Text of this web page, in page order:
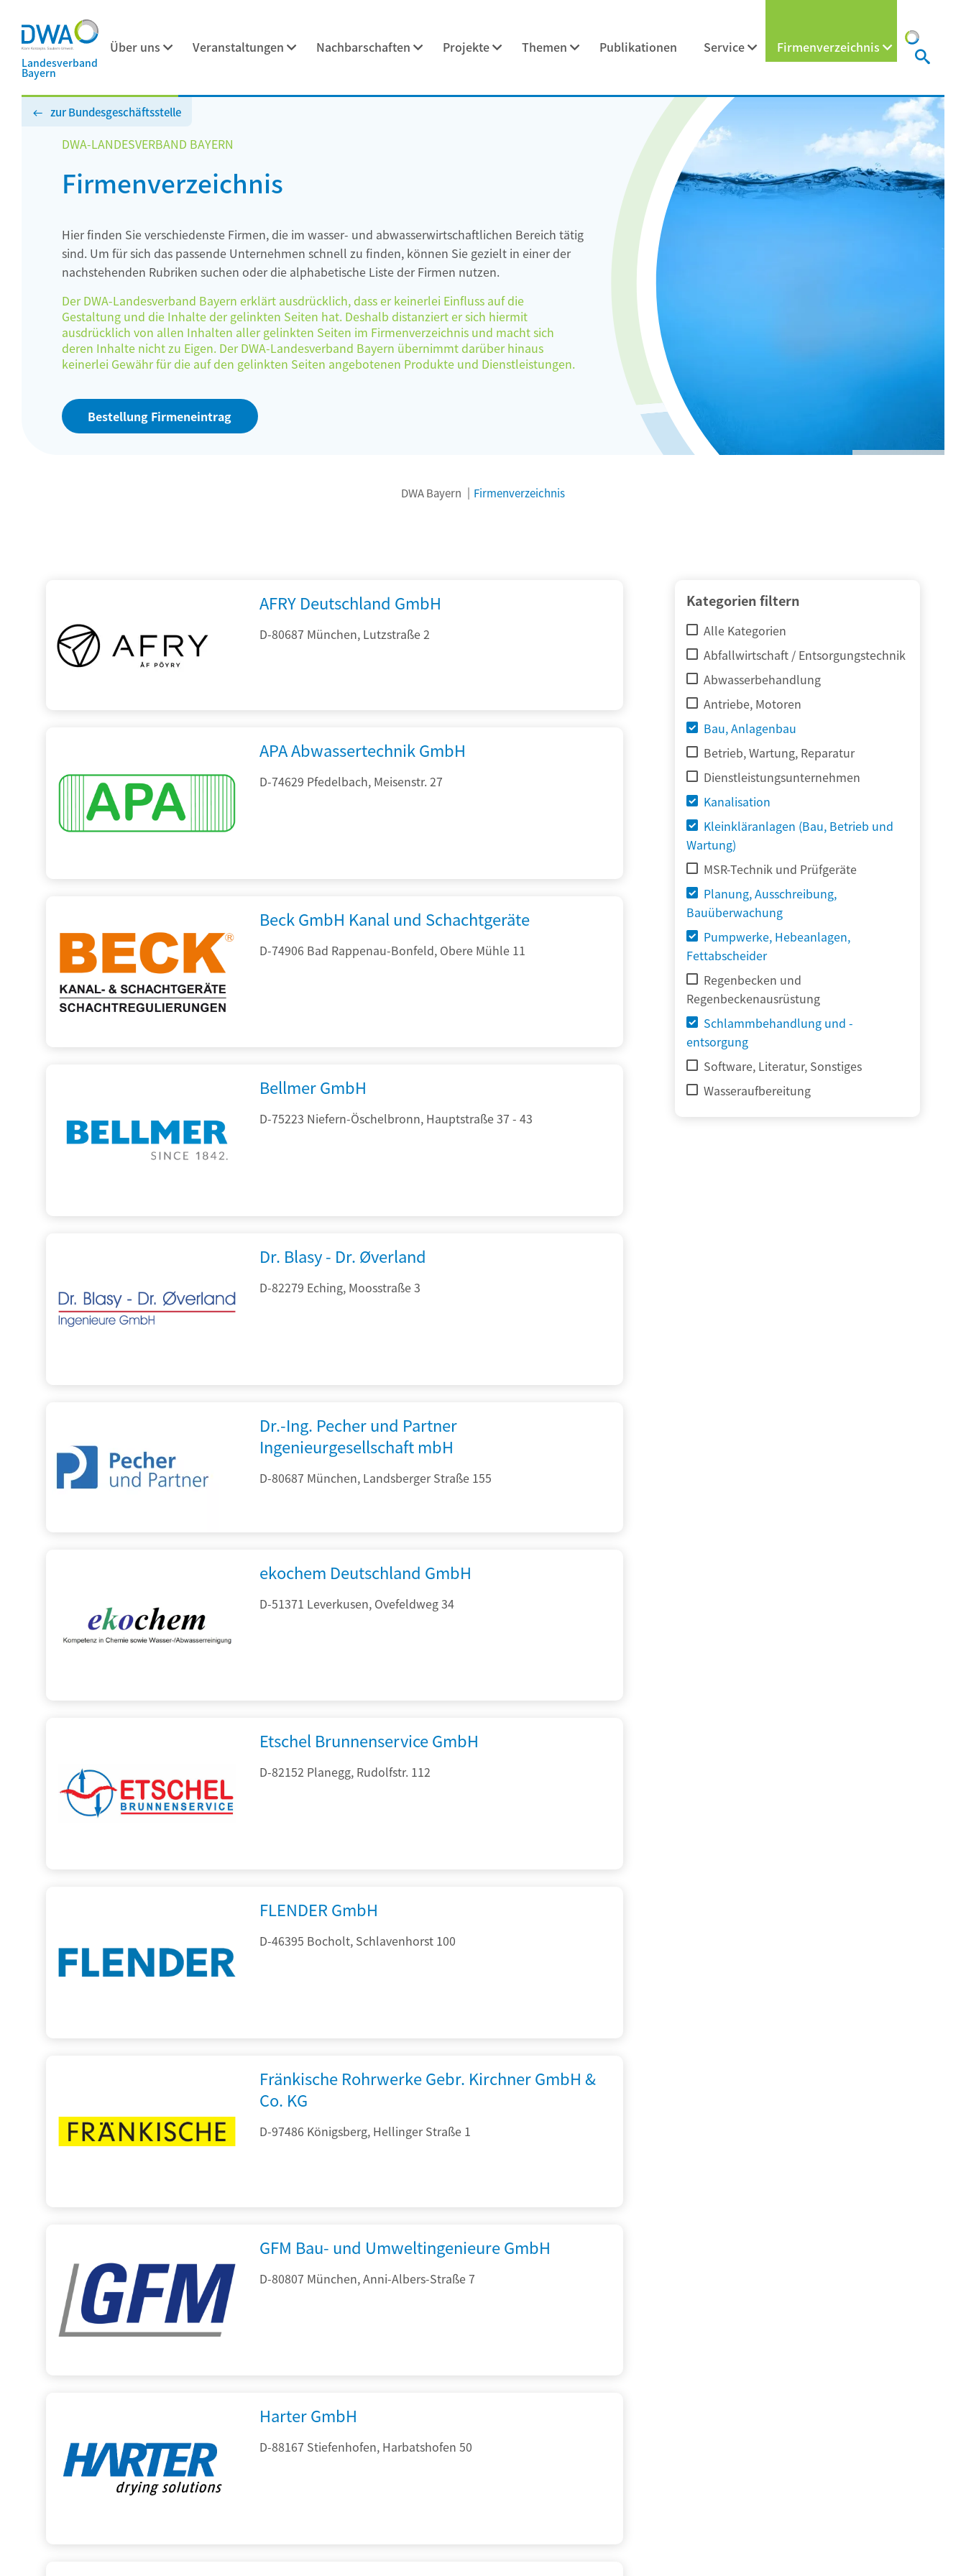
Landesverband
Bayern
Über uns Veranstaltungen Nachbarschaften Projekte Themen Publikationen Service Firmenverzeichnis
zur Bundesgeschäftsstelle
DWA-LANDESVERBAND BAYERN
Firmenverzeichnis
Hier finden Sie verschiedenste Firmen, die im wasser- und abwasserwirtschaftlichen Bereich tätig
sind. Um für sich das passende Unternehmen schnell zu finden, können Sie gezielt in einer der
nachstehenden Rubriken suchen oder die alphabetische Liste der Firmen nutzen.
Der DWA-Landesverband Bayern erklärt ausdrücklich, dass er keinerlei Einfluss auf die
Gestaltung und die Inhalte der gelinkten Seiten hat. Deshalb distanziert er sich hiermit
ausdrücklich von allen Inhalten aller gelinkten Seiten im Firmenverzeichnis und macht sich
deren Inhalte nicht zu Eigen. Der DWA-Landesverband Bayern übernimmt darüber hinaus
keinerlei Gewähr für die auf den gelinkten Seiten angebotenen Produkte und Dienstleistungen.
Bestellung Firmeneintrag
DWA Bayern Firmenverzeichnis
Kategorien filtern
Alle Kategorien
Abfallwirtschaft / Entsorgungstechnik
Abwasserbehandlung
Antriebe, Motoren
Bau, Anlagenbau
Betrieb, Wartung, Reparatur
Dienstleistungsunternehmen
Kanalisation
Kleinkläranlagen (Bau, Betrieb und
Wartung)
MSR-Technik und Prüfgeräte
Planung, Ausschreibung,
Bauüberwachung
Pumpwerke, Hebeanlagen,
Fettabscheider
Regenbecken und
Regenbeckenausrüstung
Schlammbehandlung und -
entsorgung
Software, Literatur, Sonstiges
Wasseraufbereitung
AFRY Deutschland GmbH
D-80687 München, Lutzstraße 2
APA Abwassertechnik GmbH
D-74629 Pfedelbach, Meisenstr. 27
Beck GmbH Kanal und Schachtgeräte
D-74906 Bad Rappenau-Bonfeld, Obere Mühle 11
Bellmer GmbH
D-75223 Niefern-Öschelbronn, Hauptstraße 37 - 43
Dr. Blasy - Dr. Øverland
D-82279 Eching, Moosstraße 3
Dr.-Ing. Pecher und Partner
Ingenieurgesellschaft mbH
D-80687 München, Landsberger Straße 155
ekochem Deutschland GmbH
D-51371 Leverkusen, Ovefeldweg 34
Etschel Brunnenservice GmbH
D-82152 Planegg, Rudolfstr. 112
FLENDER GmbH
D-46395 Bocholt, Schlavenhorst 100
Fränkische Rohrwerke Gebr. Kirchner GmbH &
Co. KG
D-97486 Königsberg, Hellinger Straße 1
GFM Bau- und Umweltingenieure GmbH
D-80807 München, Anni-Albers-Straße 7
Harter GmbH
D-88167 Stiefenhofen, Harbatshofen 50